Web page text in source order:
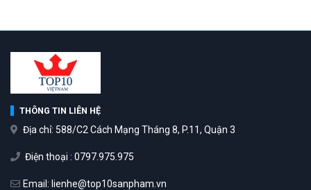
THÔNG TIN LIÊN HỆ
Địa chỉ: 588/C2 Cách Mạng Tháng 8, P.11, Quận 3
Điện thoại : 0797.975.975
Email: lienhe@top10sanpham.vn